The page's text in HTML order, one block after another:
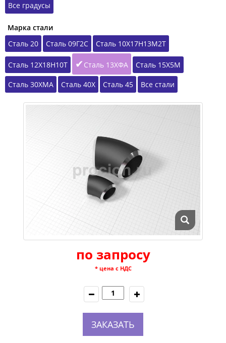
Все градусы
Марка стали
Сталь 20
Сталь 09Г2С Сталь 10Х17Н13М2Т
Сталь 12Х18Н10Т Сталь 13ХФА Сталь 15Х5М
Сталь 30ХМА Сталь 40Х Сталь 45 Все стали
по запросу
* цена с НДС
ЗАКАЗАТЬ